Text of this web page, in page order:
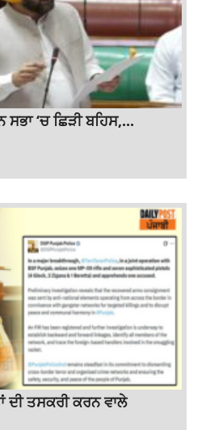
‘ਚ ਛਿੜੀ ਬਹਿਸ,...
ਦੀ ਤਸਕਰੀ ਕਰਨ ਵਾਲੇ